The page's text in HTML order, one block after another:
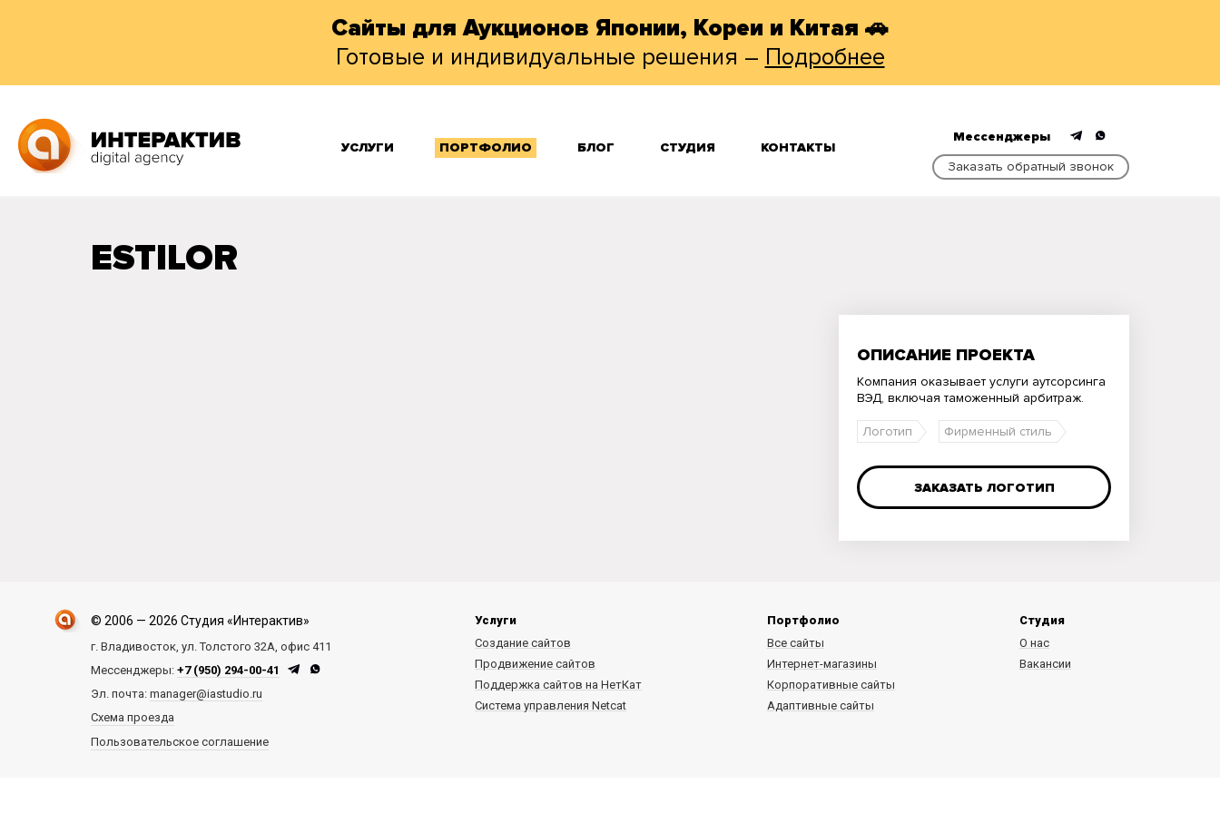
Сайты для Аукционов Японии, Кореи и Китая 🚗
Готовые и индивидуальные решения – Подробнее
Мессенджеры
Заказать обратный звонок
УСЛУГИ ПОРТФОЛИО БЛОГ СТУДИЯ КОНТАКТЫ
ESTILOR
ОПИСАНИЕ ПРОЕКТА
Компания оказывает услуги аутсорсинга
ВЭД, включая таможенный арбитраж.
Логотип Фирменный стиль
ЗАКАЗАТЬ ЛОГОТИП
© 2006 — 2026 Студия «Интерактив»
г. Владивосток, ул. Толстого 32А, офис 411
Мессенджеры: +7 (950) 294-00-41
Эл. почта: manager@iastudio.ru
Схема проезда
Пользовательское соглашение
Услуги
Создание сайтов
Продвижение сайтов
Поддержка сайтов на НетКат
Система управления Netcat
Портфолио
Все сайты
Интернет-магазины
Корпоративные сайты
Адаптивные сайты
Студия
О нас
Вакансии